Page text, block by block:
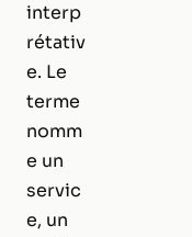
interp
rétativ
e. Le
terme
nomm
e un
servic
e, un